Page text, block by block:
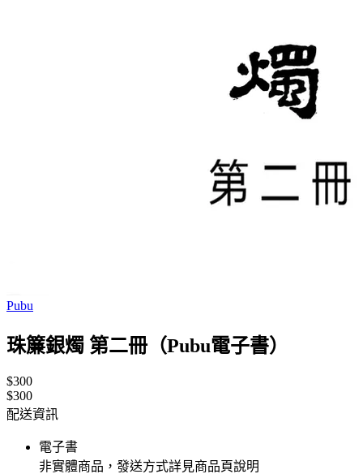
Pubu
珠簾銀燭 第二冊（Pubu電子書）
$300
$300
配送資訊
電子書
非實體商品，發送方式詳見商品頁說明